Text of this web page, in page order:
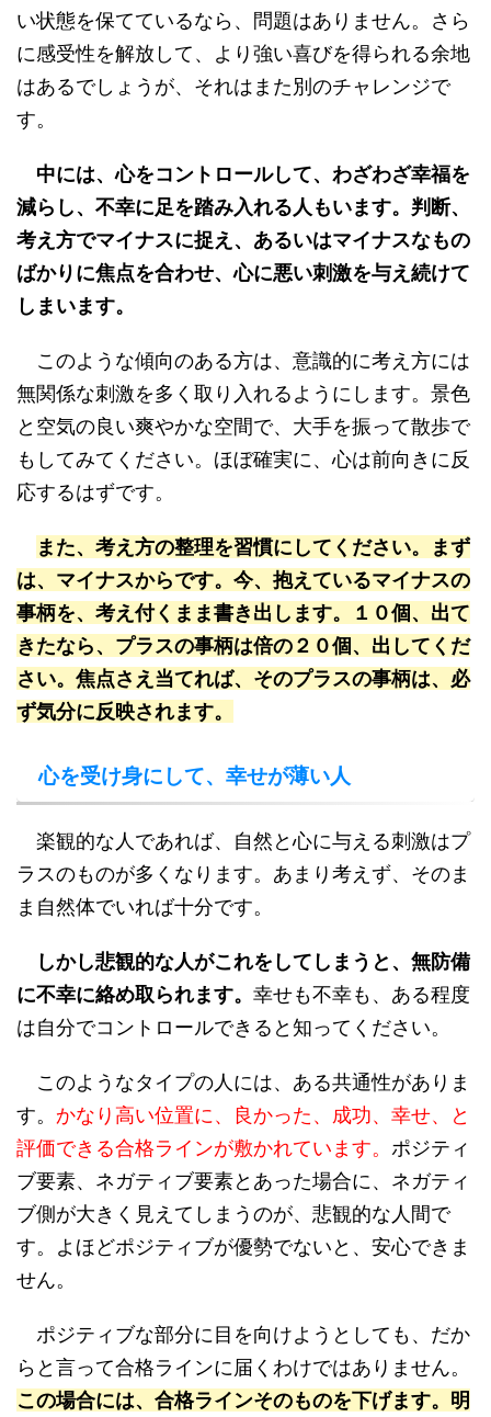
い状態を保てているなら、問題はありません。さら
に感受性を解放して、より強い喜びを得られる余地
はあるでしょうが、それはまた別のチャレンジで
す。
中には、心をコントロールして、わざわざ幸福を
減らし、不幸に足を踏み入れる人もいます。判断、
考え方でマイナスに捉え、あるいはマイナスなもの
ばかりに焦点を合わせ、心に悪い刺激を与え続けて
しまいます。
このような傾向のある方は、意識的に考え方には
無関係な刺激を多く取り入れるようにします。景色
と空気の良い爽やかな空間で、大手を振って散歩で
もしてみてください。ほぼ確実に、心は前向きに反
応するはずです。
また、考え方の整理を習慣にしてください。まず
は、マイナスからです。今、抱えているマイナスの
事柄を、考え付くまま書き出します。１０個、出て
きたなら、プラスの事柄は倍の２０個、出してくだ
さい。焦点さえ当てれば、そのプラスの事柄は、必
ず気分に反映されます。
心を受け身にして、幸せが薄い人
楽観的な人であれば、自然と心に与える刺激はプ
ラスのものが多くなります。あまり考えず、そのま
ま自然体でいれば十分です。
しかし悲観的な人がこれをしてしまうと、無防備
に不幸に絡め取られます。 幸せも不幸も、ある程度
は自分でコントロールできると知ってください。
このようなタイプの人には、ある共通性がありま
す。 かなり高い位置に、良かった、成功、幸せ、と
評価できる合格ラインが敷かれています。 ポジティ
ブ要素、ネガティブ要素とあった場合に、ネガティ
ブ側が大きく見えてしまうのが、悲観的な人間で
す。よほどポジティブが優勢でないと、安心できま
せん。
ポジティブな部分に目を向けようとしても、だか
らと言って合格ラインに届くわけではありません。
この場合には、合格ラインそのものを下げます。明